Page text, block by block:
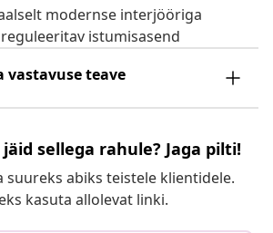
modernse interjööriga
istumisasend
vastavuse teave
sellega rahule? Jaga pilti!
suureks abiks teistele klientidele.
kasuta allolevat linki.